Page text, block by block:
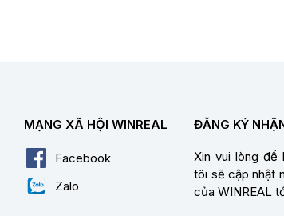
MẠNG XÃ HỘI WINREAL
Facebook
Zalo
ĐĂNG KÝ
Xin vui lòng để
tôi sẽ cập nhật
của WINREAL